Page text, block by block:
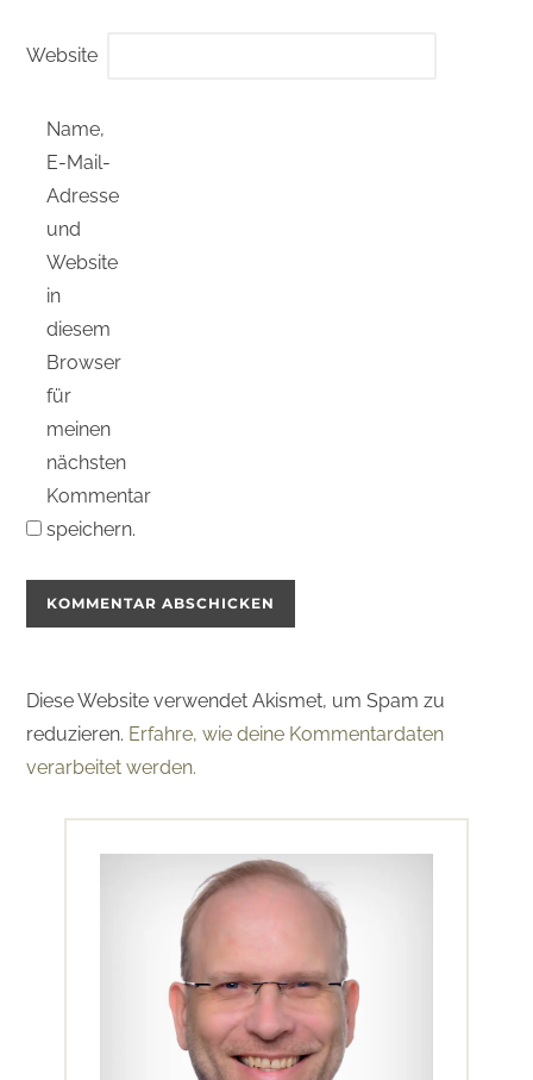
Website
Name,
E-Mail-
Adresse
und
Website
in
diesem
Browser
für
meinen
nächsten
Kommentar
speichern.
Diese Website verwendet Akismet, um Spam zu
reduzieren. Erfahre, wie deine Kommentardaten
verarbeitet werden.